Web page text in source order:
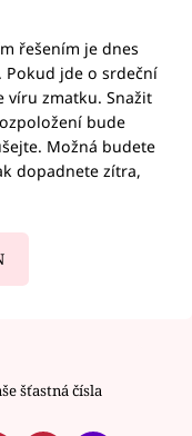
řešením je dnes
Pokud jde o srdeční
víru zmatku. Snažit
bude
Možná budete
dopadnete zítra,
šťastná čísla